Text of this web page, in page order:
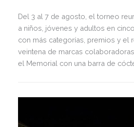
Del 3 al 7 de agosto, el torneo
a niños, jóvenes y adultos en
con más categorías, premios y el
veintena de marcas
el Memorial con una barra de
Plage Casanis Marbella.